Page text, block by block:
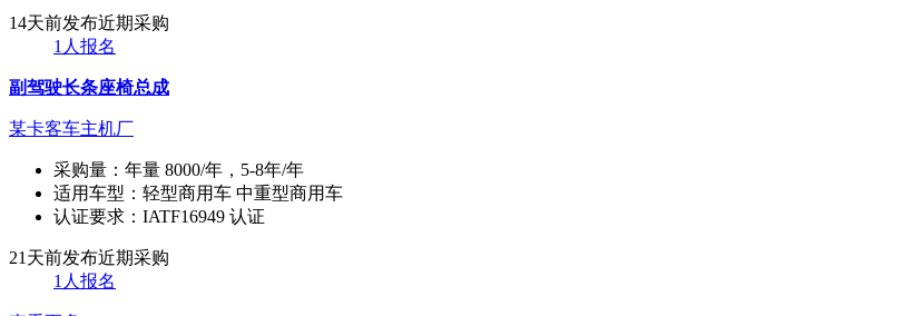
14天前发布近期采购
1人报名
副驾驶长条座椅总成
某卡客车主机厂
采购量： 年量 8000/年，5-8年/年
适用车型： 轻型商用车 中重型商用车
认证要求： IATF16949 认证
21天前发布近期采购
1人报名